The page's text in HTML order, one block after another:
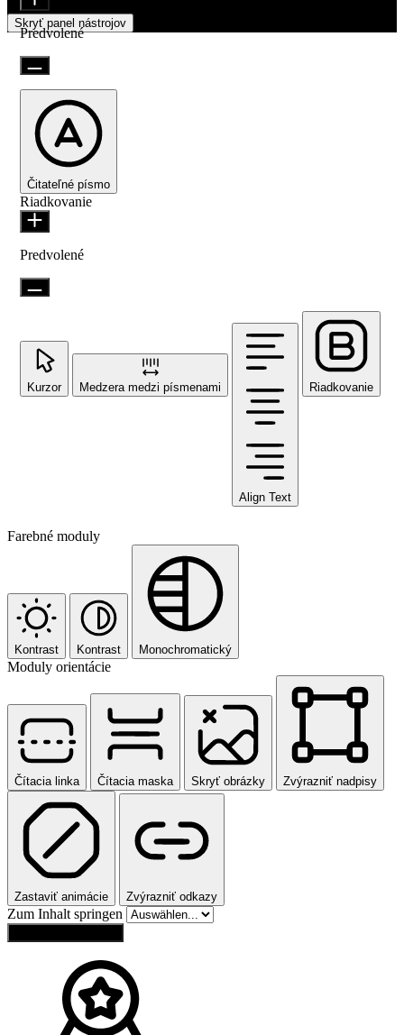
Skryť panel nástrojov
Predvolené
Čitateľné písmo
Riadkovanie
Predvolené
Kurzor Medzera medzi písmenami
Align Text
Riadkovanie
Farebné moduly
Kontrast Kontrast Monochromatický
Moduly orientácie
Čítacia linka Čítacia maska Skryť obrázky Zvýrazniť nadpisy
Zastaviť animácie Zvýrazniť odkazy
Zum Inhalt springen